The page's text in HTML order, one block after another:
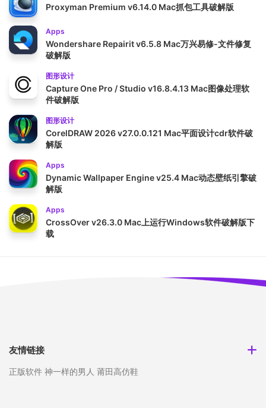
Proxyman Premium v6.14.0 Mac抓包工具破解版
Apps
Wondershare Repairit v6.5.8 Mac万兴易修-文件修复
破解版
图形设计
Capture One Pro / Studio v16.8.4.13 Mac图像处理软
件破解版
图形设计
CorelDRAW 2026 v27.0.0.121 Mac平面设计cdr软件破
解版
Apps
Dynamic Wallpaper Engine v25.4 Mac动态壁纸引擎破
解版
Apps
CrossOver v26.3.0 Mac上运行Windows软件破解版下
载
友情链接
正版软件 神一样的男人 莆田高仿鞋